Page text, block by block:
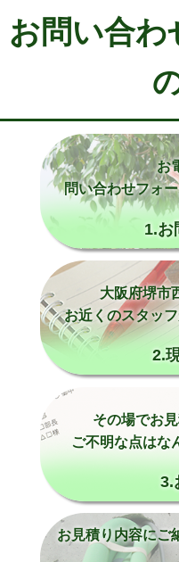
お問い合
お
問い合わせフォ
1.お
大阪府堺市
お近くのスタッ
2.
その場でお
ご不明な点はな
3.
お見積り内容にご